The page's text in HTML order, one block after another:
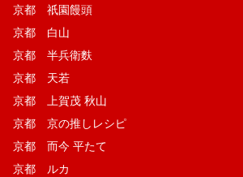
京都 祇園饅頭
京都 白山
京都 半兵衛麩
京都 天若
京都 上賀茂 秋山
京都 京の推しレシピ
京都 而今 平たて
京都 ルカ